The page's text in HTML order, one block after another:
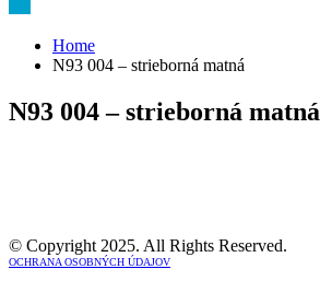
Home
N93 004 – strieborná matná
N93 004 – strieborná matná
© Copyright 2025. All Rights Reserved.
OCHRANA OSOBNÝCH ÚDAJOV